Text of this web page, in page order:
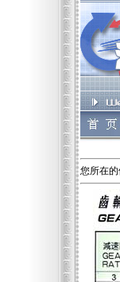
您所在